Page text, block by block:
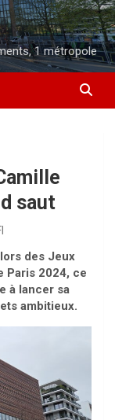
1 métropole
saut
des Jeux
Paris 2024, ce
à lancer sa
ambitieux.